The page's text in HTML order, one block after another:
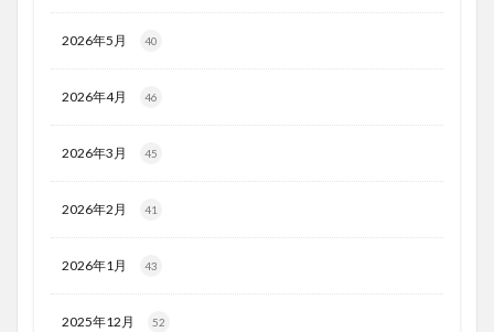
2026年5月 40
2026年4月 46
2026年3月 45
2026年2月 41
2026年1月 43
2025年12月 52